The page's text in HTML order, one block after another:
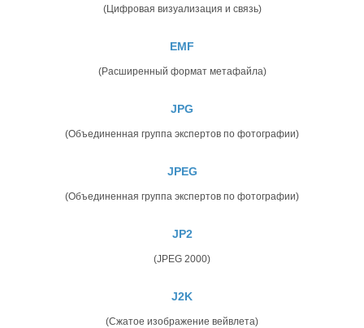
(Цифровая визуализация и связь)
EMF
(Расширенный формат метафайла)
JPG
(Объединенная группа экспертов по фотографии)
JPEG
(Объединенная группа экспертов по фотографии)
JP2
(JPEG 2000)
J2K
(Сжатое изображение вейвлета)